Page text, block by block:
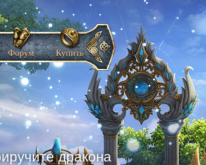
дракона
Форум Купить